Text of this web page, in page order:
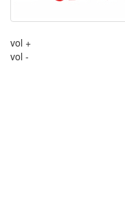
vol +
vol -